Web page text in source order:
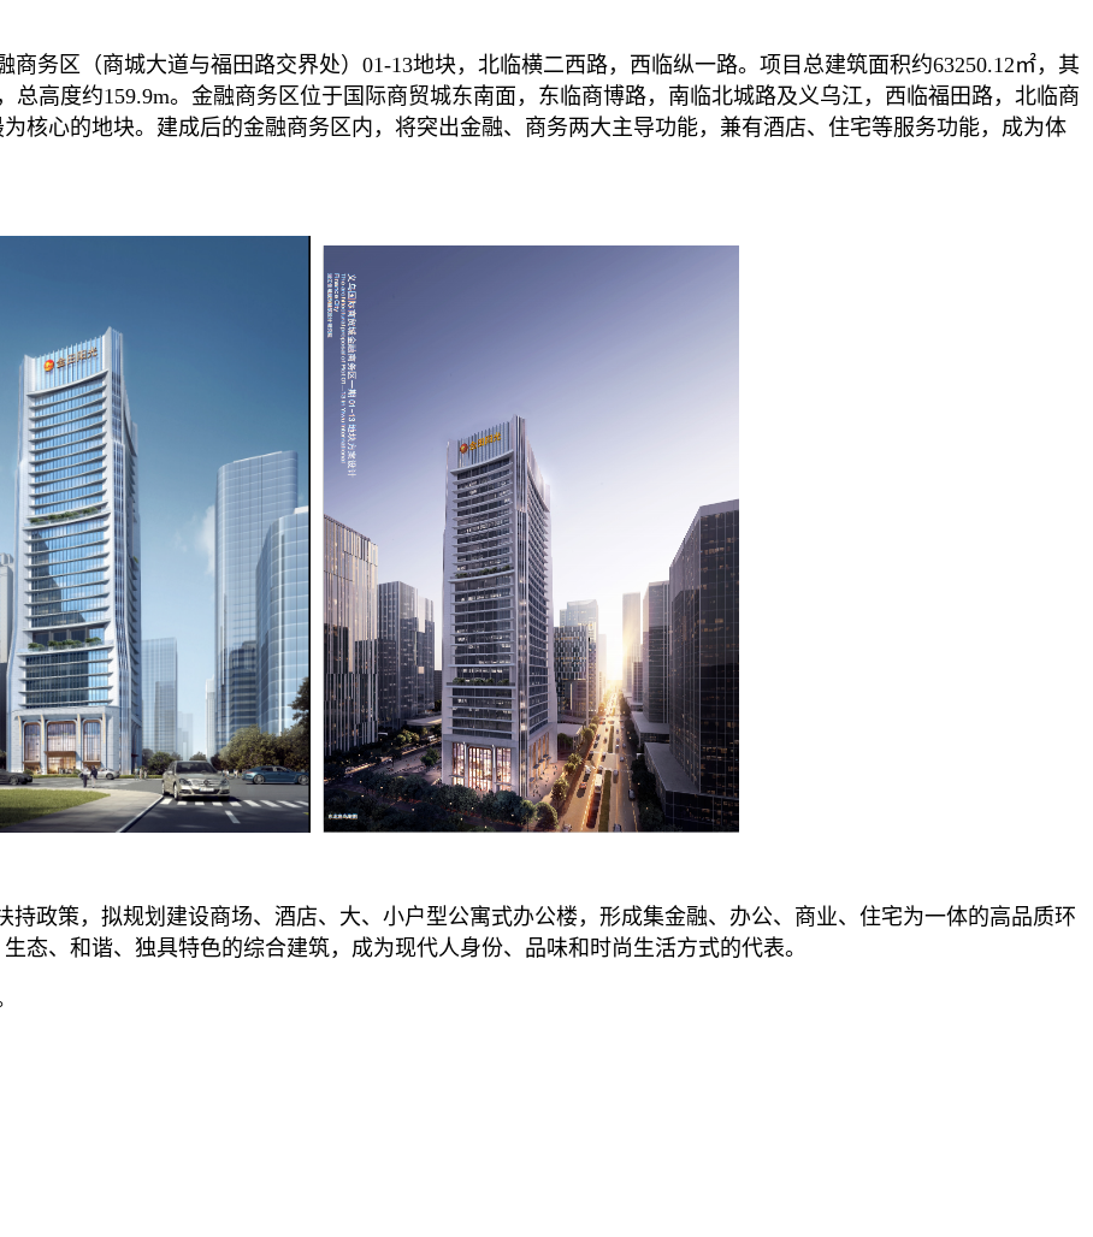
务区（商城大道与福田路交界处）01-13地块，北临横二西路，西临纵一路。项目总建筑面积约63250.12㎡，其
总高度约159.9m。金融商务区位于国际商贸城东南面，东临商博路，南临北城路及义乌江，西临福田路，北临商
核心的地块。建成后的金融商务区内，将突出金融、商务两大主导功能，兼有酒店、住宅等服务功能，成为体
政策，拟规划建设商场、酒店、大、小户型公寓式办公楼，形成集金融、办公、商业、住宅为一体的高品质环
态、和谐、独具特色的综合建筑，成为现代人身份、品味和时尚生活方式的代表。